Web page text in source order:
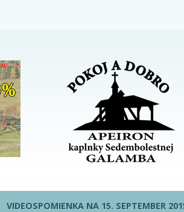
VIDEOSPOMIENKA NA 15. SEPTEMBER